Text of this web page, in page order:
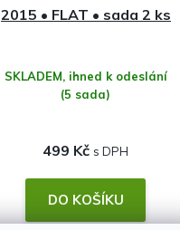
2015 • FLAT • sada 2 ks
SKLADEM, ihned k odeslání
(5 sada)
499 Kč
DO KOŠÍKU